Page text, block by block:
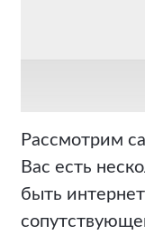
Рассмотрим
Вас есть
быть